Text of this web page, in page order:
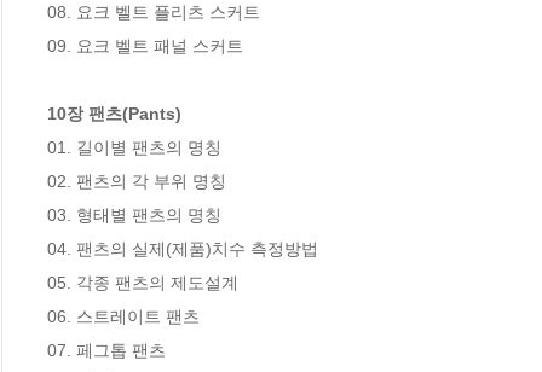
08. 요크 벨트 플리츠 스커트
09. 요크 벨트 패널 스커트
10장 팬츠(Pants)
01. 길이별 팬츠의 명칭
02. 팬츠의 각 부위 명칭
03. 형태별 팬츠의 명칭
04. 팬츠의 실제(제품)치수 측정방법
05. 각종 팬츠의 제도설계
06. 스트레이트 팬츠
07. 페그톱 팬츠